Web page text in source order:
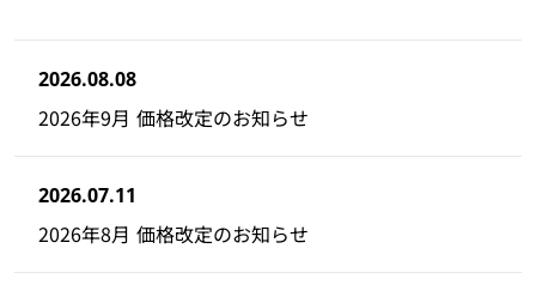
2026.08.08
2026年9月 価格改定のお知らせ
2026.07.11
2026年8月 価格改定のお知らせ